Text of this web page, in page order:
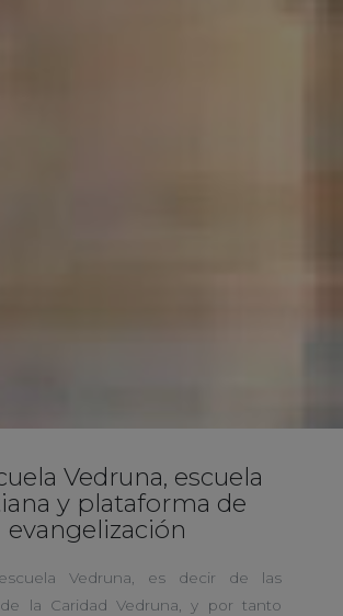
Vedruna, escuela
y plataforma de
evangelización
Vedruna, es decir de las
de la Caridad Vedruna, y por tanto